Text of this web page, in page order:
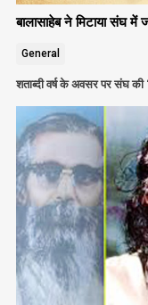
बालासाहेब ने मिटाया संघ में
General
शताब्दी वर्ष के अवसर पर संघ की